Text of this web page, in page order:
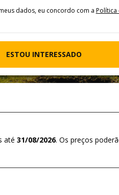
dados, eu concordo com a Política
ESTOU INTERESSADO
até 31/08/2026. Os preços